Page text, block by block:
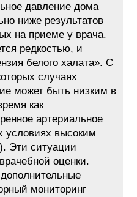
давление дома
ниже результатов
на приеме у врача.
редкостью, и
белого халата». С
случаях
может быть низким в
как
артериальное
условиях высоким
Эти ситуации
оценки.
мониторинг